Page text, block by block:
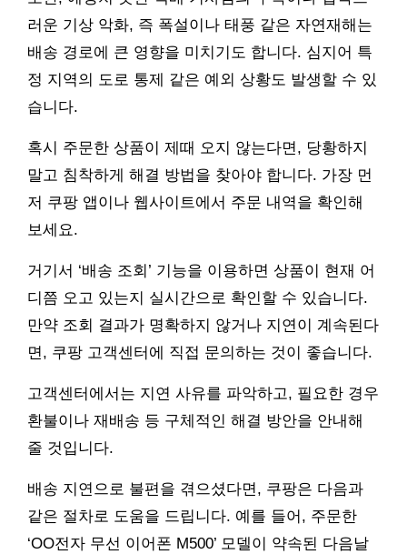
러운 기상 악화, 즉 폭설이나 태풍 같은 자연재해는
배송 경로에 큰 영향을 미치기도 합니다. 심지어 특
정 지역의 도로 통제 같은 예외 상황도 발생할 수 있
습니다.
혹시 주문한 상품이 제때 오지 않는다면, 당황하지
말고 침착하게 해결 방법을 찾아야 합니다. 가장 먼
저 쿠팡 앱이나 웹사이트에서 주문 내역을 확인해
보세요.
거기서 ‘배송 조회’ 기능을 이용하면 상품이 현재 어
디쯤 오고 있는지 실시간으로 확인할 수 있습니다.
만약 조회 결과가 명확하지 않거나 지연이 계속된다
면, 쿠팡 고객센터에 직접 문의하는 것이 좋습니다.
고객센터에서는 지연 사유를 파악하고, 필요한 경우
환불이나 재배송 등 구체적인 해결 방안을 안내해
줄 것입니다.
배송 지연으로 불편을 겪으셨다면, 쿠팡은 다음과
같은 절차로 도움을 드립니다. 예를 들어, 주문한
‘OO전자 무선 이어폰 M500’ 모델이 약속된 다음날